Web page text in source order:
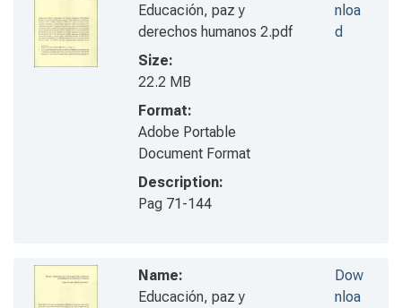
Educación, paz y
derechos humanos 2.pdf
Size:
22.2 MB
Format:
Adobe Portable
Document Format
Description:
Pag 71-144
nloa
d
Name:
Educación, paz y
Dow
nloa